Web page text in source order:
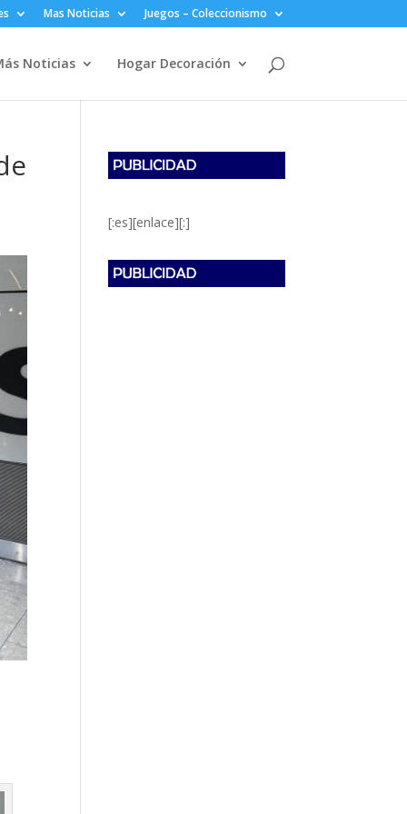
Mas Noticias Juegos – Coleccionismo
Noticias Hogar Decoración
[:es][enlace][:]